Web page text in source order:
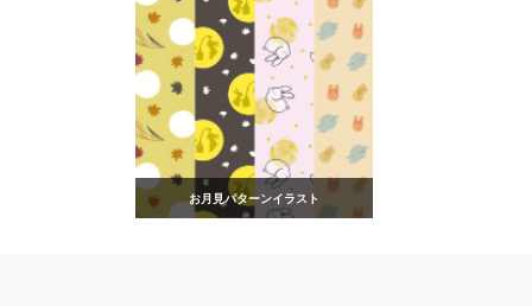
お月見パターンイラスト